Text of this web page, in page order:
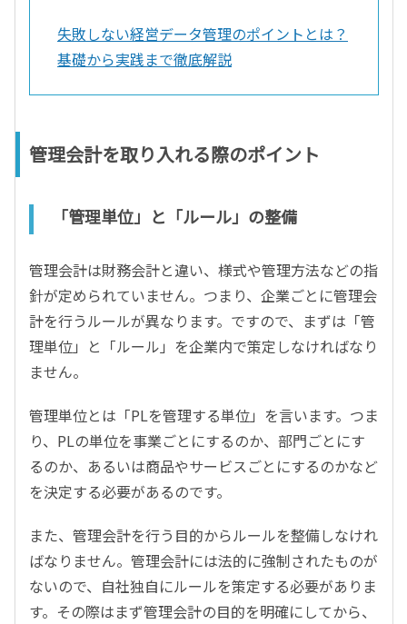
失敗しない経営データ管理のポイントとは？
基礎から実践まで徹底解説
管理会計を取り入れる際のポイント
「管理単位」と「ルール」の整備
管理会計は財務会計と違い、様式や管理方法などの指
針が定められていません。つまり、企業ごとに管理会
計を行うルールが異なります。ですので、まずは「管
理単位」と「ルール」を企業内で策定しなければなり
ません。
管理単位とは「PLを管理する単位」を言います。つま
り、PLの単位を事業ごとにするのか、部門ごとにす
るのか、あるいは商品やサービスごとにするのかなど
を決定する必要があるのです。
また、管理会計を行う目的からルールを整備しなけれ
ばなりません。管理会計には法的に強制されたものが
ないので、自社独自にルールを策定する必要がありま
す。その際はまず管理会計の目的を明確にしてから、